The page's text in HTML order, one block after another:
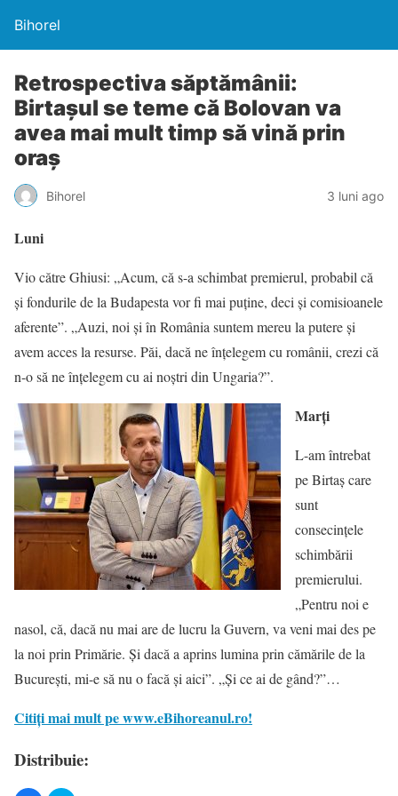
Bihorel
Retrospectiva săptămânii:
Birtașul se teme că Bolovan va
avea mai mult timp să vină prin
oraș
Bihorel 3 luni ago
Luni
Vio către Ghiusi: „Acum, că s-a schimbat premierul, probabil că
și fondurile de la Budapesta vor fi mai puține, deci și comisioanele
aferente”. „Auzi, noi și în România suntem mereu la putere și
avem acces la resurse. Păi, dacă ne înțelegem cu românii, crezi că
n-o să ne înțelegem cu ai noștri din Ungaria?”.
Marți
L-am întrebat
pe Birtaș care
sunt
consecințele
schimbării
premierului.
„Pentru noi e
nasol, că, dacă nu mai are de lucru la Guvern, va veni mai des pe
la noi prin Primărie. Și dacă a aprins lumina prin cămările de la
București, mi-e să nu o facă și aici”. „Și ce ai de gând?”…
Citiți mai mult pe www.eBihoreanul.ro!
Distribuie: